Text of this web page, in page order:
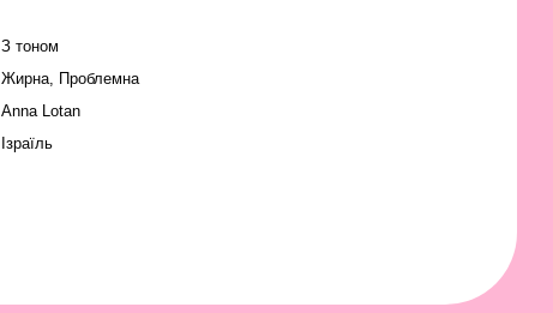
З тоном
Жирна, Проблемна
Anna Lotan
Ізраїль